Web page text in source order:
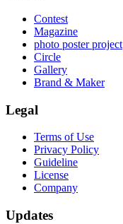
Contest
Magazine
photo poster project
Circle
Gallery
Brand & Maker
Legal
Terms of Use
Privacy Policy
Guideline
License
Company
Updates